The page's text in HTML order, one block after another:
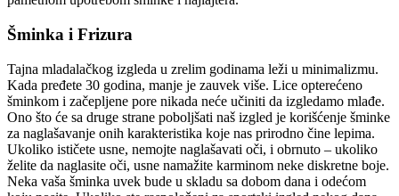
Šminka i Frizura
Tajna mladalačkog izgleda u zrelim godinama leži u minimalizmu.
Kada pređete 30 godina, manje je zauvek više. Lice opterećeno
šminkom i začepljene pore nikada neće učiniti da izgledamo mlađe.
Ono što će sa druge strane poboljšati naš izgled je korišćenje šminke
za naglašavanje onih karakteristika koje nas prirodno čine lepima.
Ukoliko ističete usne, nemojte naglašavati oči, i obrnuto – ukoliko
želite da naglasite oči, usne namažite karminom neke diskretne boje.
Neka vaša šminka uvek bude u skladu sa dobom dana i odećom